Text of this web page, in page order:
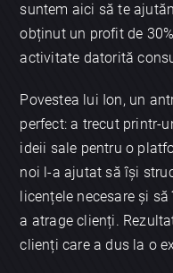
suntem aici să te
obținut un profit de
activitate datorită
Povestea lui Ion, un
perfect: a trecut printr-
ideii sale pentru o
noi l-a ajutat să își
licențele necesare și
a atrage clienți.
clienți care a dus la o